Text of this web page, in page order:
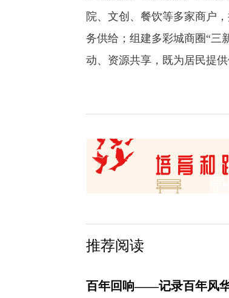
院、文创、餐饮等多家商户
务供给；组建多彩城商圈“三
动、资源共享，既为居民提
推荐阅读
百年回响——记录百年风